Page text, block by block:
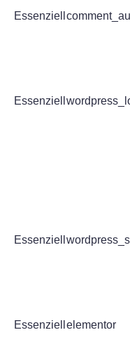
Essenziell
Essenziell
Essenziell
Essenziell elementor